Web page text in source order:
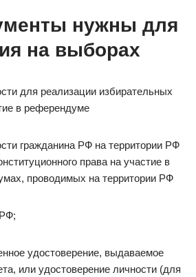
нужны для
на выборах
для реализации избирательных
в референдуме
гражданина РФ на территории РФ
права на участие в
проводимых на территории РФ
удостоверение, выдаваемое
или удостоверение личности (для